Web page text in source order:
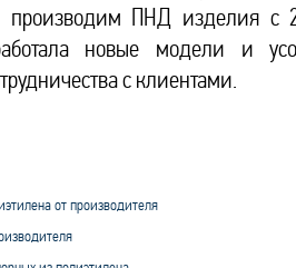
производим ПНД изделия с
новые модели и
с клиентами.
от производителя